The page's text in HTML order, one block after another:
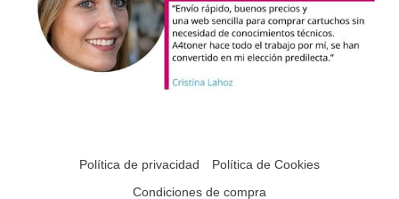
Política de privacidad
Política de Cookies
Condiciones de compra